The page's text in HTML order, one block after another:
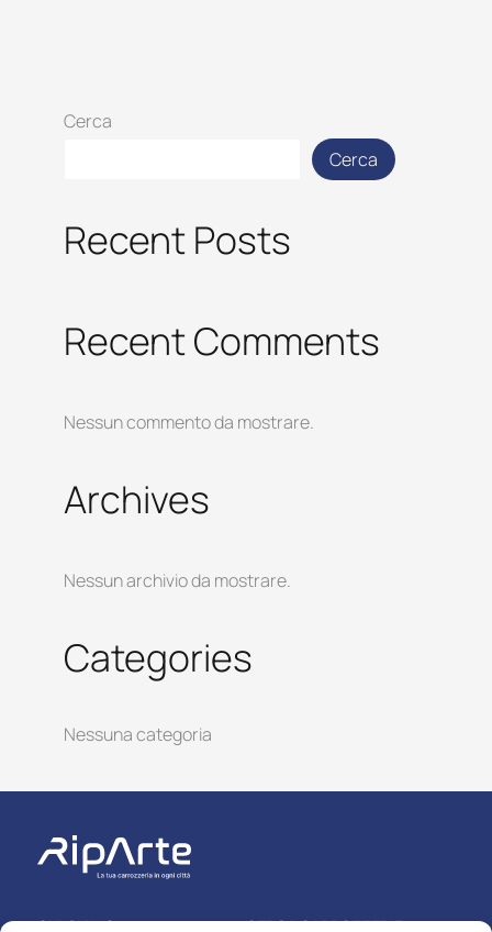
Cerca
Cerca
Recent Posts
Recent Comments
Nessun commento da mostrare.
Archives
Nessun archivio da mostrare.
Categories
Nessuna categoria
CHI SIAMO CERCA CARROZZERIE